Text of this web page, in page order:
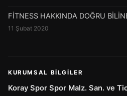
FİTNESS HAKKINDA DOĞRU
11 Şubat 2020
KURUMSAL BILGILER
Koray Spor Spor Malz. San. ve